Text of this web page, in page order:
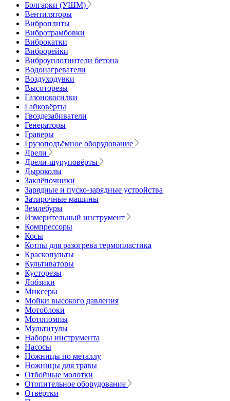
Болгарки (УШМ)
Вентиляторы
Виброплиты
Вибротрамбовки
Виброкатки
Виброрейки
Виброуплотнители бетона
Водонагреватели
Воздуходувки
Высоторезы
Газонокосилки
Гайковёрты
Гвоздезабиватели
Генераторы
Граверы
Грузоподъёмное оборудование
Дрели
Дрели-шуруповёрты
Дыроколы
Заклёпочники
Зарядные и пуско-зарядные устройства
Затирочные машины
Землебуры
Измерительный инструмент
Компрессоры
Косы
Котлы для разогрева термопластика
Краскопульты
Культиваторы
Кусторезы
Лобзики
Миксеры
Мойки высокого давления
Мотоблоки
Мотопомпы
Мультитулы
Наборы инструмента
Насосы
Ножницы по металлу
Ножницы для травы
Отбойные молотки
Отопительное оборудование
Отвёртки